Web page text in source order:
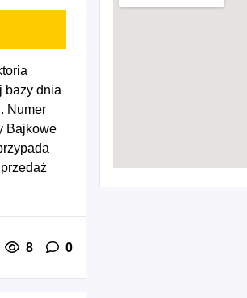
bazy dnia
Numer
Bajkowe
8 0